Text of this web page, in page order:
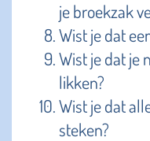
je broekzak
Wist je dat
Wist je dat je
likken?
Wist je dat
steken?